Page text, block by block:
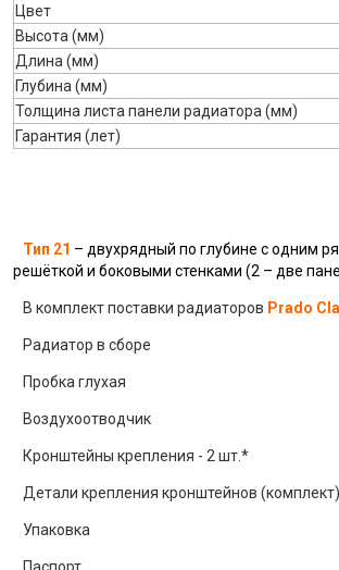
Цвет
Высота (мм)
Длина (мм)
Глубина (мм)
Толщина листа панели радиатора (мм)
Гарантия (лет)
Тип 21 – двухрядный по глубине с одним
решёткой и боковыми стенками (2 – две
В комплект поставки радиаторов Prado
Радиатор в сборе
Пробка глухая
Воздухоотводчик
Кронштейны крепления - 2 шт.*
Детали крепления кронштейнов (комплект)
Упаковка